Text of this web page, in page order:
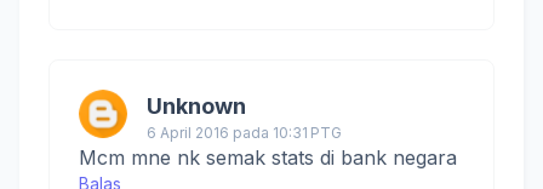
Unknown
6 April 2016 pada 10:31 PTG
Mcm mne nk semak stats di bank negara
Balas